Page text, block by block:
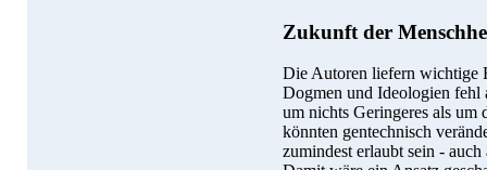
Zukunft der
Die Autoren liefern wichtige
Dogmen und Ideologien fehl
um nichts Geringeres als
könnten gentechnisch
zumindest erlaubt sein -